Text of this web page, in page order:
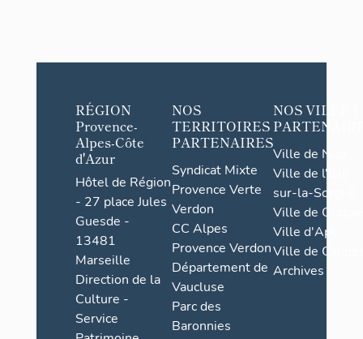
RÉGION
Provence-
Alpes-Côte
d'Azur
Hôtel de Région
- 27 place Jules
Guesde -
13481
Marseille
Direction de la
Culture -
Service
NOS
TERRITOIRES
PARTENAIRES
Syndicat Mixte
Provence Verte
Verdon
CC Alpes
Provence Verdon
Département de
Vaucluse
Parc des
Baronnies
NOS VILLES
Ville de Nice
Ville de l'Isle-
sur-la-Sorgue
Ville de Grasse
Ville d'Apt
Ville de
Archives